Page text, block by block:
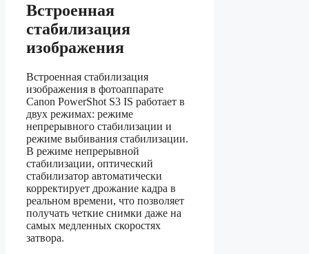
Встроенная
стабилизация
изображения
Встроенная стабилизация
изображения в фотоаппарате
Canon PowerShot S3 IS работает в
двух режимах: режиме
непрерывного стабилизации и
режиме выбивания стабилизации.
В режиме непрерывной
стабилизации, оптический
стабилизатор автоматически
корректирует дрожание кадра в
реальном времени, что позволяет
получать четкие снимки даже на
самых медленных скоростях
затвора.